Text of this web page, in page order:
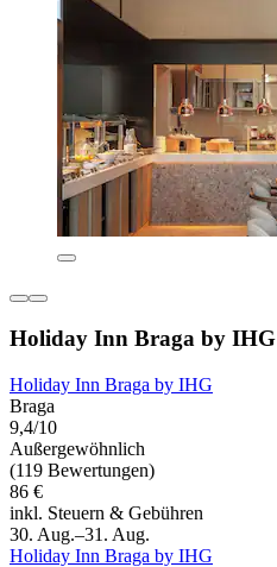
Holiday Inn Braga by IHG
Holiday Inn Braga by IHG
Braga
9,4/10
Außergewöhnlich
(119 Bewertungen)
86 €
inkl. Steuern & Gebühren
30. Aug.–31. Aug.
Holiday Inn Braga by IHG